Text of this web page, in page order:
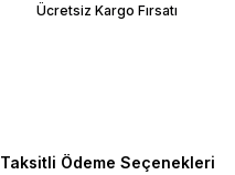
Ücretsiz Kargo Fırsatı
Taksitli Ödeme Seçenekleri